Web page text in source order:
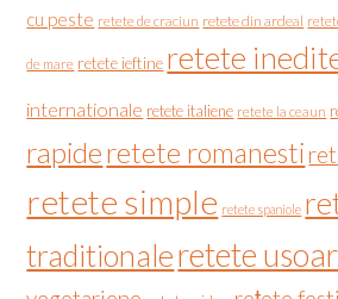
cu peste retete de craciun retete din ardeal
de mare retete ieftine retete
internationale retete italiene retete la ceaun
rapideretete romanesti
retete simple retete spaniole
traditionaleretete